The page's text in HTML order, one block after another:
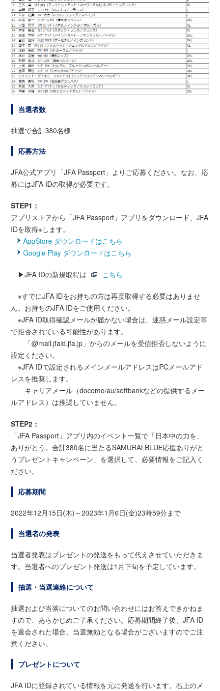
当選者数
抽選で合計380名様
応募方法
JFA公式アプリ「JFA Passport」よりご応募ください。なお、応
募にはJFA IDの取得が必要です。
STEP1：
アプリストアから「JFA Passport」アプリをダウンロード、JFA
IDを取得※します。
AppStore ダウンロードはこちら
Google Play ダウンロードはこちら
▶JFA IDの新規取得は こちら
※すでにJFA IDをお持ちの方は再度取得する必要はありませ
ん。お持ちのJFA IDをご使用ください。
※JFA ID取得確認メールが届かない場合は、迷惑メール設定等
で拒否されている可能性があります。
「@mail.jfaid.jfa.jp」からのメールを受信拒否しないように
設定ください。
※JFA IDで設定されるメインメールアドレスはPCメールアド
レスを推奨します。
キャリアメール（docomo/au/softbankなどの提供するメー
ルアドレス）は推奨していません。
STEP2：
「JFA Passport」アプリ内のイベント一覧で「日本中の力を、
ありがとう。合計380名に当たるSAMURAI BLUE応援ありがと
うプレゼントキャンペーン」を選択して、必要情報をご記入く
ださい。
応募期間
2022年12月15日(木)～2023年1月6日(金)23時59分まで
当選者の発表
当選者発表はプレゼントの発送をもって代えさせていただきま
す。当選者へのプレゼント発送は1月下旬を予定しています。
抽選・当選連絡について
抽選および当落についてのお問い合わせにはお答えできかねま
すので、あらかじめご了承ください。応募期間終了後、JFA ID
を退会された場合、当選無効となる場合がございますのでご注
意ください。
プレゼントについて
JFA IDに登録されている情報を元に発送を行います。右上のメ